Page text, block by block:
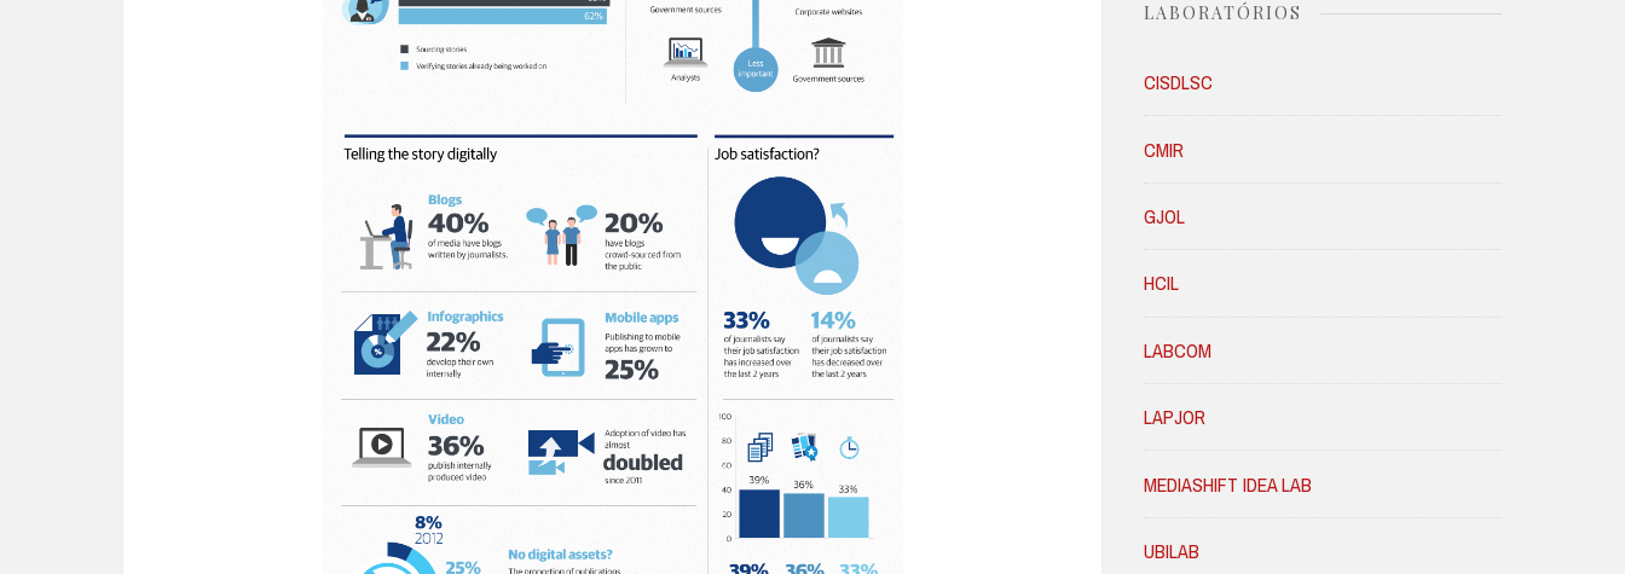
LABORATÓRIOS
CISDLSC
CMIR
GJOL
HCIL
LABCOM
LAPJOR
MEDIASHIFT IDEA LAB
UBILAB